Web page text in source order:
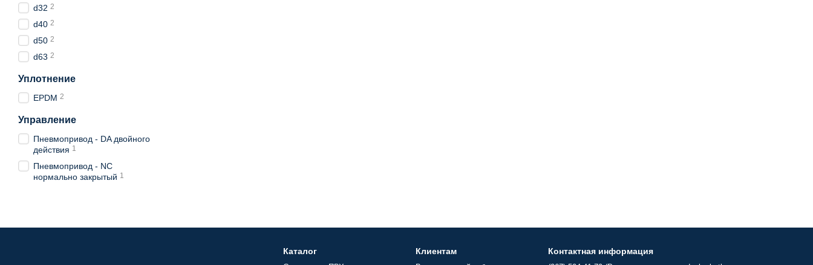
d32 2
d40 2
d50 2
d63 2
Уплотнение
EPDM 2
Управление
Пневмопривод - DA двойного
действия 1
Пневмопривод - NC
нормально закрытый 1
Каталог Клиентам Контактная информация